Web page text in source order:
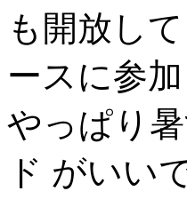
も開放し
ースに参
やっぱり
ド がいい